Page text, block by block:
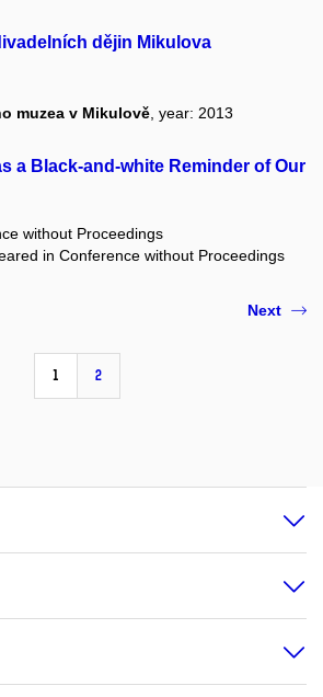
dějin Mikulova
muzea v Mikulově , year: 2013
a Black-and-white Reminder of Our
without Proceedings
in Conference without Proceedings
1 2
Next